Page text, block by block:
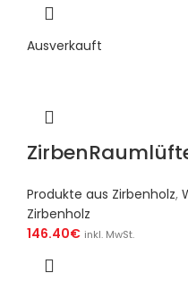
Ausverkauft
Produkte aus Zirbenholz,
Zirbenholz
146.40€ inkl. MwSt.